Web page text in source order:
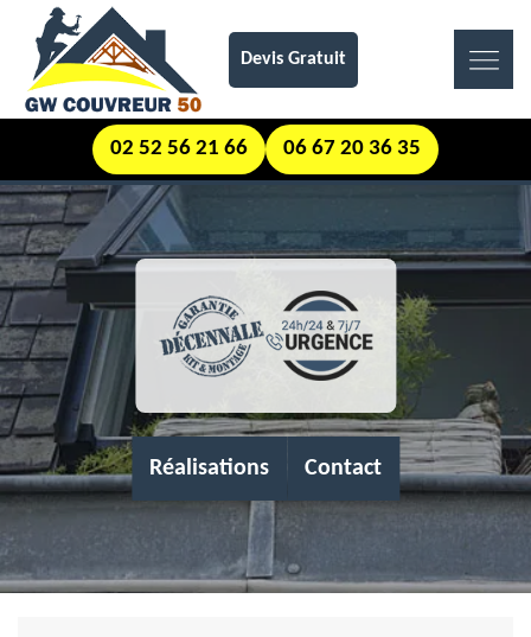
Devis Gratuit
02 52 56 21 66 06 67 20 36 35
Réalisations Contact